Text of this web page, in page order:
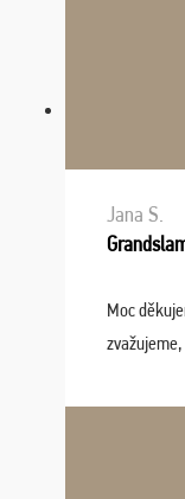
Jana S.
Moc